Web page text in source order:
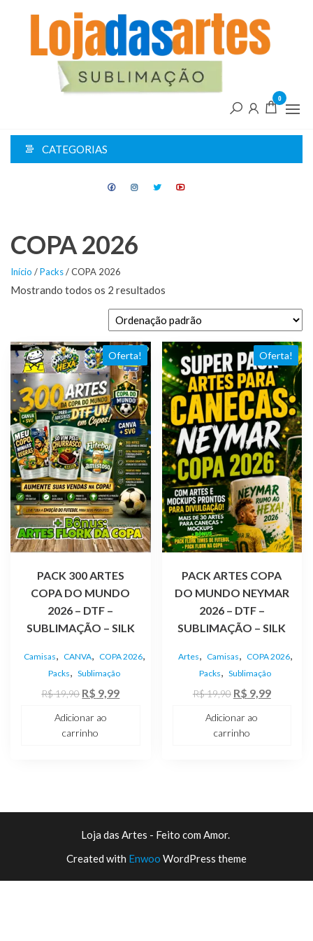
conteúdo
0
CATEGORIAS
COPA 2026
Início /Packs/ COPA 2026
Mostrando todos os 2 resultados
Oferta!
PACK 300 ARTES
COPA DO MUNDO
2026 – DTF –
SUBLIMAÇÃO – SILK
Camisas, CANVA, COPA 2026,
Packs, Sublimação
R$19,90 O
original
R$ 9,99O
Adicionar ao
carrinho
Oferta!
PACK ARTES COPA
DO MUNDO NEYMAR
2026 – DTF –
SUBLIMAÇÃO – SILK
Artes, Camisas, COPA 2026,
Packs, Sublimação
R$19,90 O
original
R$ 9,99O
Adicionar ao
carrinho
Loja das Artes - Feito com Amor.
Created with Enwoo WordPress theme